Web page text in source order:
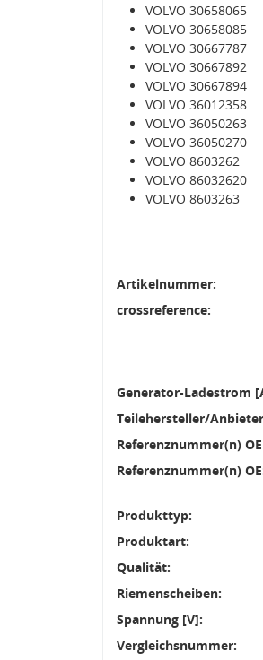
VOLVO 30658065
VOLVO 30658085
VOLVO 30667787
VOLVO 30667892
VOLVO 30667894
VOLVO 36012358
VOLVO 36050263
VOLVO 36050270
VOLVO 8603262
VOLVO 86032620
VOLVO 8603263
Artikelnummer:
crossreference:
Generator-Ladestrom
Teilehersteller/
Referenznummer(n)
Referenznummer(n)
Produkttyp:
Produktart:
Qualität:
Riemenscheiben:
Spannung [V]:
Vergleichsnummer: